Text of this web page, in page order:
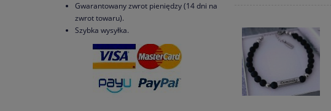
Gwarantowany zwrot pieniędzy (14 dni na
zwrot towaru).
Szybka wysyłka.